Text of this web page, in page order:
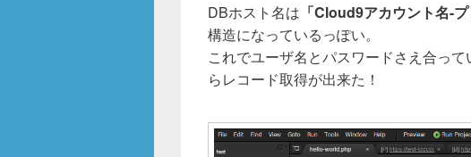
DBホスト名は 「Cloud9アカウント名-
構造になっているっぽい。
これでユーザ名とパスワードさえ合っ
らレコード取得が出来た！